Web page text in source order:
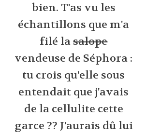
bien. T'as vu les
échantillons que m'a
filé lasalope
vendeuse de Séphora :
tu crois qu'elle sous
entendait que j'avais
de la cellulite cette
garce ?? J'aurais dû lui